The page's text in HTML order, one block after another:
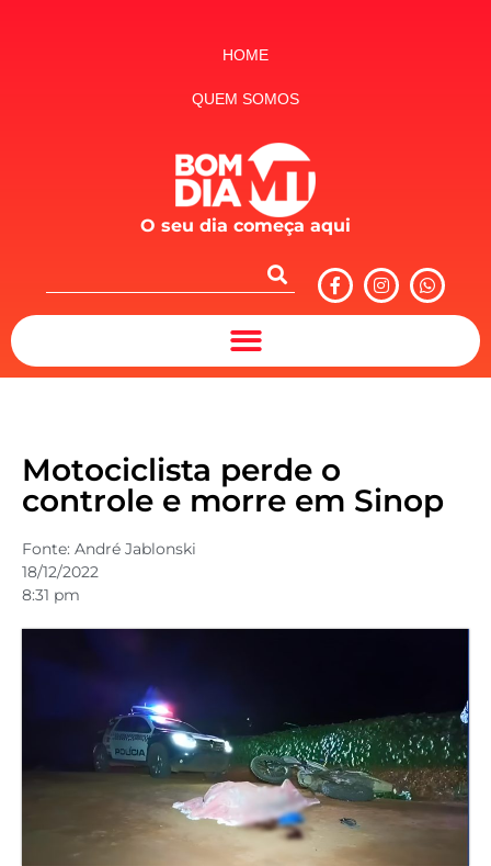
HOME
QUEM SOMOS
O seu dia começa aqui
Motociclista perde o
controle e morre em Sinop
Fonte: André Jablonski
18/12/2022
8:31 pm